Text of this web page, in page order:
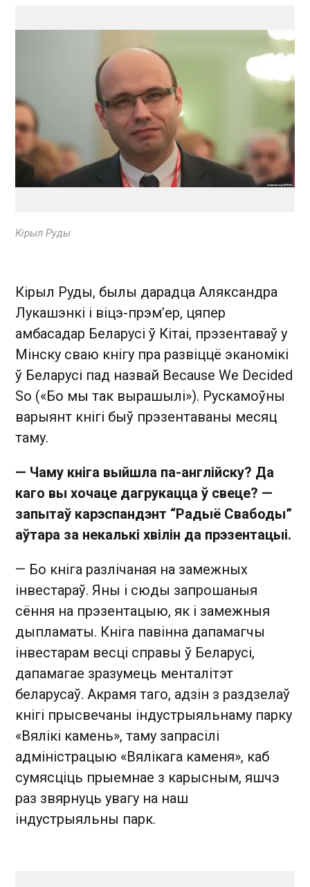
Кірыл Руды
Кірыл Руды, былы дарадца Аляксандра
Лукашэнкі і віцэ-прэм’ер, цяпер
амбасадар Беларусі ў Кітаі, прэзентаваў у
Мінску сваю кнігу пра развіццё эканомікі
ў Беларусі пад назвай Веcause We Decided
So («Бо мы так вырашылі»). Рускамоўны
варыянт кнігі быў прэзентаваны месяц
таму.
— Чаму кніга выйшла па-англійску? Да
каго вы хочаце дагрукацца ў свеце? —
запытаў карэспандэнт “Радыё Свабоды”
аўтара за некалькі хвілін да прэзентацыі.
— Бо кніга разлічаная на замежных
інвестараў. Яны і сюды запрошаныя
сёння на прэзентацыю, як і замежныя
дыпламаты. Кніга павінна дапамагчы
інвестарам весці справы ў Беларусі,
дапамагае зразумець менталітэт
беларусаў. Акрамя таго, адзін з раздзелаў
кнігі прысвечаны індустрыяльнаму парку
«Вялікі камень», таму запрасілі
адміністрацыю «Вялікага каменя», каб
сумясціць прыемнае з карысным, яшчэ
раз звярнуць увагу на наш
індустрыяльны парк.